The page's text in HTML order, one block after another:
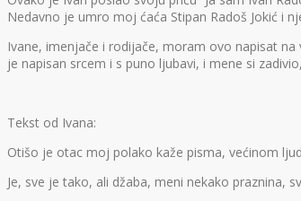
Nedavno je umro moj ćaća Stipan Radoš Jokić i
Ivane, imenjače i rodijače, moram ovo napisat
je napisan srcem i s puno ljubavi, i mene si
Tekst od Ivana:
Otišo je otac moj polako kaže pisma, većinom
Je, sve je tako, ali džaba, meni nekako praznina,